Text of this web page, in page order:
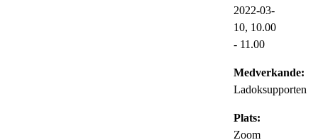
2022-03-
10, 10.00
- 11.00
Medverkande:
Ladoksupporten
Plats:
Zoom